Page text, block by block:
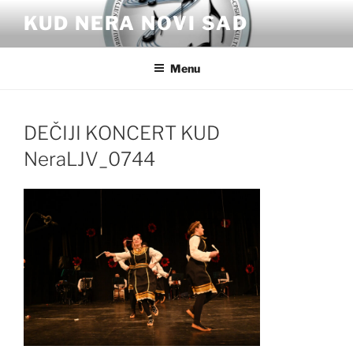
content
KUD NERA NOVI SAD
Menu
DEČIJI KONCERT KUD
NeraLJV_0744